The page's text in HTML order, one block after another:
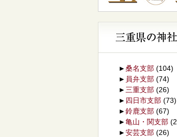
►桑名支部 (104)
► 員弁支部 (74)
► 三重支部 (26)
► 四日市支部 (73)
►鈴鹿支部 (67)
►亀山・関支部
►安芸支部 (26)